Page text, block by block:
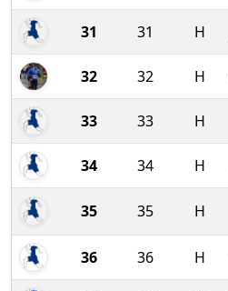
31 31 H
32 32 H
33 33 H
34 34 H
35 35 H
36 36 H